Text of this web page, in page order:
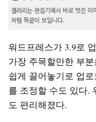
워드프레스가 3.9로
가장 주목할만한 부
쉽게 끌어놓기로 업
를 조정할 수도 있다.
도 편리해졌다.